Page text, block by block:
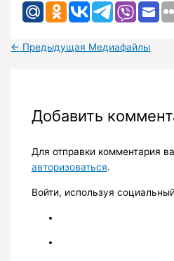
← Предыдущая Медиафайлы
Добавить
Для отправки комментария
авторизоваться.
Войти, используя